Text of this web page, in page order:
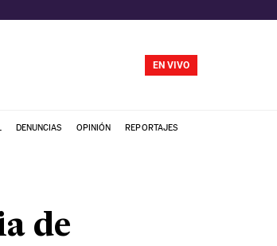
EN VIVO
DENUNCIAS OPINIÓN REPORTAJES
de